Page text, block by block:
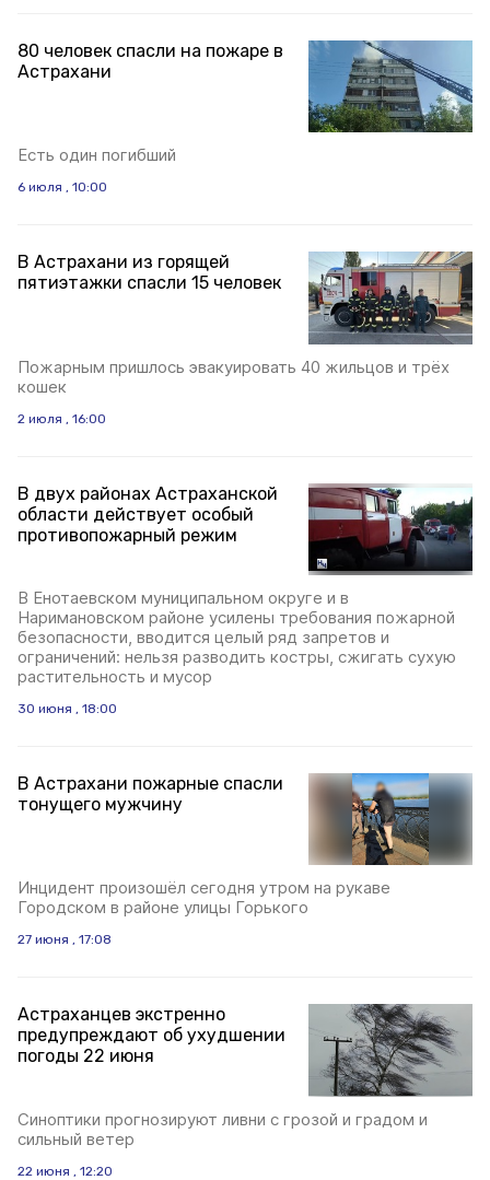
80 человек спасли на пожаре в
Астрахани
Есть один погибший
6 июля , 10:00
В Астрахани из горящей
пятиэтажки спасли 15 человек
Пожарным пришлось эвакуировать 40 жильцов и трёх
кошек
2 июля , 16:00
В двух районах Астраханской
области действует особый
противопожарный режим
В Енотаевском муниципальном округе и в
Наримановском районе усилены требования пожарной
безопасности, вводится целый ряд запретов и
ограничений: нельзя разводить костры, сжигать сухую
растительность и мусор
30 июня , 18:00
В Астрахани пожарные спасли
тонущего мужчину
Инцидент произошёл сегодня утром на рукаве
Городском в районе улицы Горького
27 июня , 17:08
Астраханцев экстренно
предупреждают об ухудшении
погоды 22 июня
Синоптики прогнозируют ливни с грозой и градом и
сильный ветер
22 июня , 12:20